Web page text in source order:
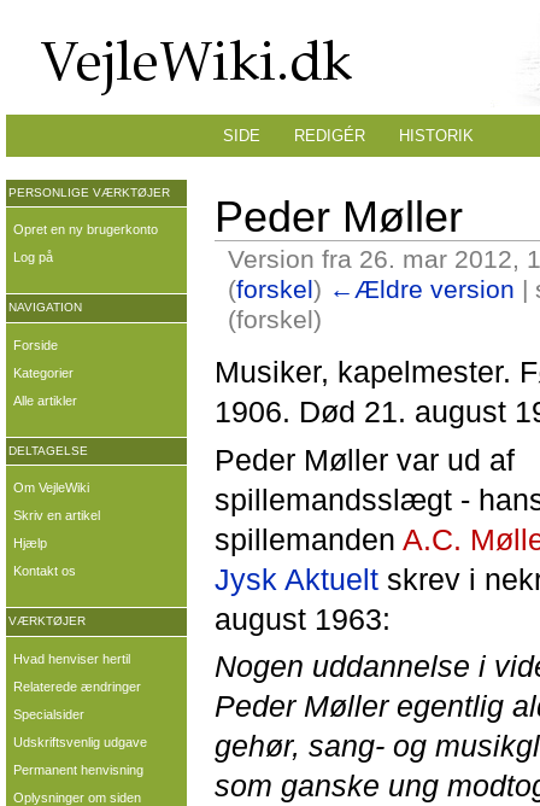
Peder Møller
Version fra 26. mar 2012,
(forskel) ←Ældre version |
(forskel)
Musiker, kapelmester.
1906. Død 21. august
Peder Møller var ud af
spillemandsslægt -
spillemanden A.C.
Jysk Aktuelt skrev i
august 1963:
Nogen uddannelse i
Peder Møller egentlig
gehør, sang- og
som ganske ung
SIDE REDIGÉR HISTORIK
PERSONLIGE VÆRKTØJER
Opret en ny brugerkonto
Log på
NAVIGATION
Forside
Kategorier
Alle artikler
DELTAGELSE
Om VejleWiki
Skriv en artikel
Hjælp
Kontakt os
VÆRKTØJER
Hvad henviser hertil
Relaterede ændringer
Specialsider
Udskriftsvenlig udgave
Permanent henvisning
Oplysninger om siden